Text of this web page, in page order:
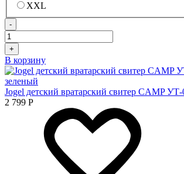
XXL
-
+
В корзину
Jogel детский вратарский свитер CAMP
2 799 Р